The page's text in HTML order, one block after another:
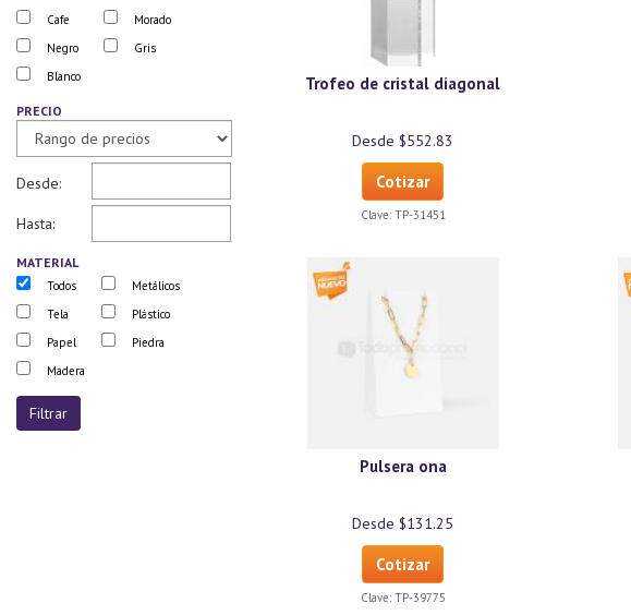
Cafe
Morado
Negro
Gris
Blanco
PRECIO
Desde:
Hasta:
MATERIAL
Todos
Metálicos
Tela
Plástico
Papel
Piedra
Madera
Trofeo de cristal diagonal
Desde $552.83
Cotizar
Clave: TP-31451
Pulsera ona
Desde $131.25
Cotizar
Clave: TP-39775